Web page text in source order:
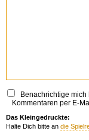
Benachrichtige mich
Kommentaren per E-
Das Kleingedruckte:
Halte Dich bitte an die